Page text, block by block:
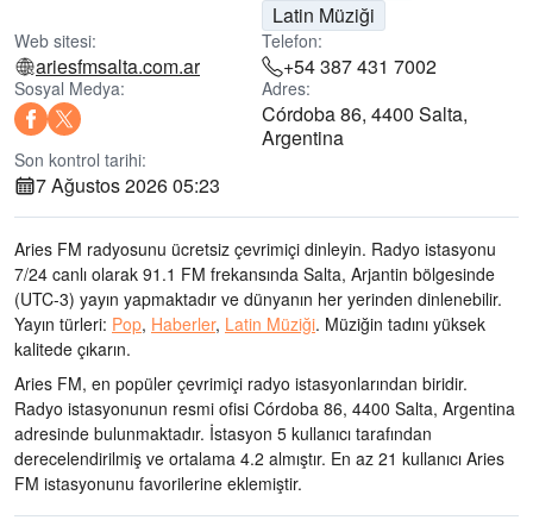
Latin Müziği
Web sitesi:
ariesfmsalta.com.ar
Telefon:
+54 387 431 7002
Sosyal Medya: Adres:
Córdoba 86, 4400 Salta,
Argentina
Son kontrol tarihi:
7 Ağustos 2026 05:23
Aries FM radyosunu ücretsiz çevrimiçi dinleyin. Radyo istasyonu
7/24 canlı olarak 91.1 FM frekansında Salta, Arjantin bölgesinde
(UTC-3) yayın yapmaktadır ve dünyanın her yerinden dinlenebilir.
Yayın türleri: Pop, Haberler, Latin Müziği. Müziğin tadını yüksek
kalitede çıkarın.
Aries FM, en popüler çevrimiçi radyo istasyonlarından biridir.
Radyo istasyonunun resmi ofisi Córdoba 86, 4400 Salta, Argentina
adresinde bulunmaktadır. İstasyon 5 kullanıcı tarafından
derecelendirilmiş ve ortalama 4.2 almıştır. En az 21 kullanıcı Aries
FM istasyonunu favorilerine eklemiştir.